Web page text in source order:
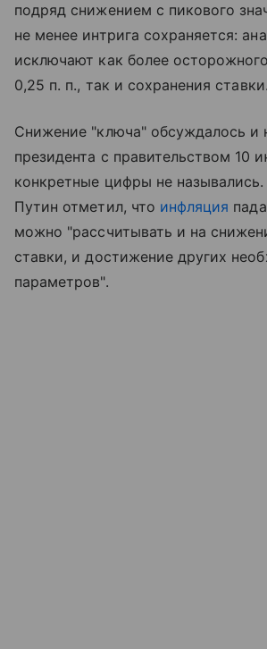
подряд снижением с пикового
не менее интрига сохраняется:
исключают как более
0,25 п. п., так и сохранения ставки.
Снижение "ключа" обсуждалось и
президента с правительством 10
конкретные цифры не
Путин отметил, что инфляция
можно "рассчитывать и на
ставки, и достижение других
параметров".